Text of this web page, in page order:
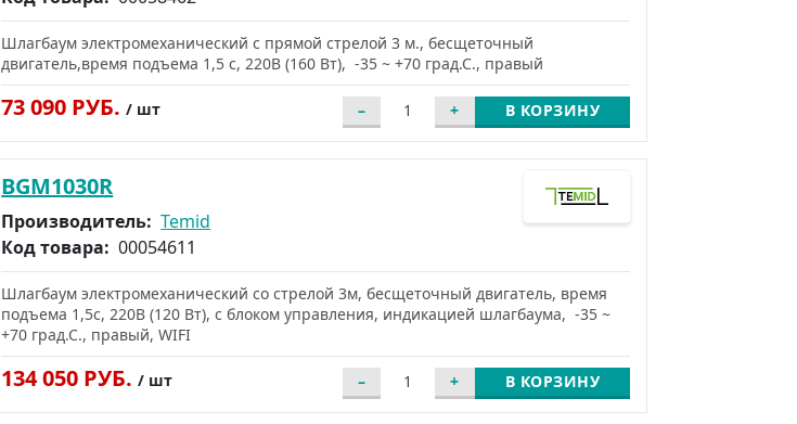
Шлагбаум электромеханический с прямой стрелой 3 м., бесщеточный
двигатель,время подъема 1,5 c, 220В (160 Вт), -35 ~ +70 град.С., правый
73 090 РУБ./ шт В КОРЗИНУ
BGM1030R
Производитель: Temid
Код товара: 00054611
Шлагбаум электромеханический со стрелой 3м, бесщеточный двигатель, время
подъема 1,5c, 220В (120 Вт), с блоком управления, индикацией шлагбаума, -35 ~
+70 град.С., правый, WIFI
134 050 РУБ./ шт В КОРЗИНУ